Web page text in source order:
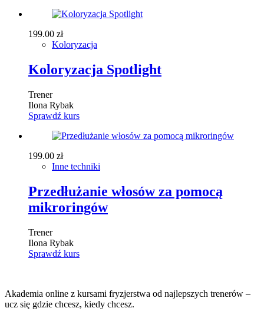
199.00 zł
Koloryzacja
Koloryzacja Spotlight
Trener
Ilona Rybak
Sprawdź kurs
199.00 zł
Inne techniki
Przedłużanie włosów za pomocą
mikroringów
Trener
Ilona Rybak
Sprawdź kurs
Akademia online z kursami fryzjerstwa od najlepszych trenerów –
ucz się gdzie chcesz, kiedy chcesz.